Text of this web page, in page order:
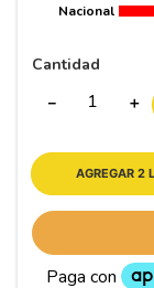
Nacional
Cantidad
＋
－
AGREGAR 2